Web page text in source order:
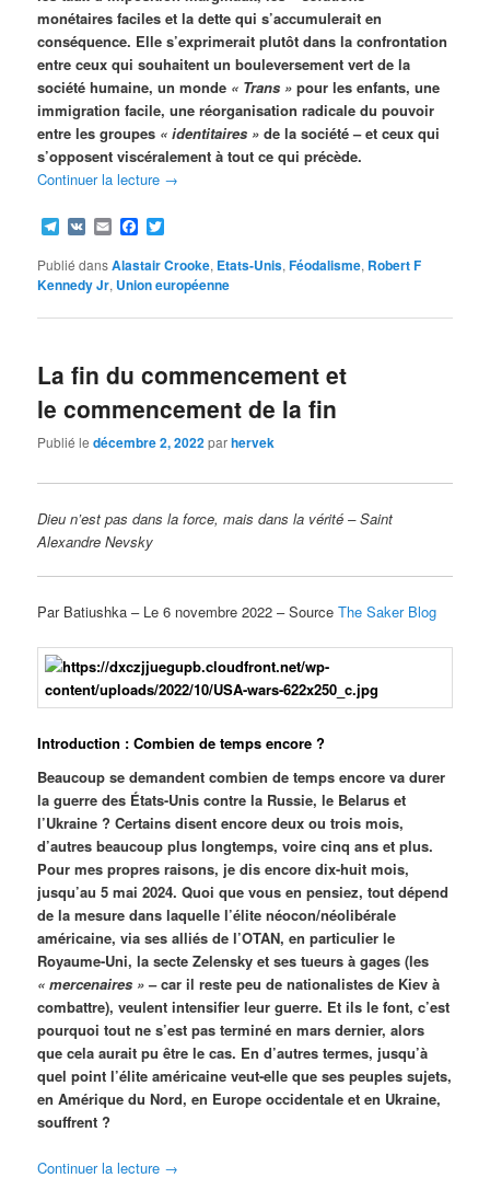
monétaires faciles et la dette qui s’accumulerait en
conséquence. Elle s’exprimerait plutôt dans la confrontation
entre ceux qui souhaitent un bouleversement vert de la
société humaine, un monde « Trans » pour les enfants, une
immigration facile, une réorganisation radicale du pouvoir
entre les groupes « identitaires » de la société – et ceux qui
s’opposent viscéralement à tout ce qui précède.
Continuer la lecture →
Telegram
VK EmailFacebook
Publié dansAlastair Crooke, Etats-Unis,Féodalisme, Robert F
Kennedy Jr, Union européenne
La fin du commencement et
le commencement de la fin
Publié ledécembre 2, 2022parhervek
Dieu n’est pas dans la force, mais dans la vérité –Saint
Alexandre Nevsky
Par Batiushka – Le 6 novembre 2022 – SourceThe Saker Blog
Introduction : Combien de temps encore ?
Beaucoup se demandent combien de temps encore va durer
la guerre des États-Unis contre la Russie, le Belarus et
l’Ukraine ? Certains disent encore deux ou trois mois,
d’autres beaucoup plus longtemps, voire cinq ans et plus.
Pour mes propres raisons, je dis encore dix-huit mois,
jusqu’au 5 mai 2024. Quoi que vous en pensiez, tout dépend
de la mesure dans laquelle l’élite néocon/néolibérale
américaine, via ses alliés de l’OTAN, en particulier le
Royaume-Uni, la secte Zelensky et ses tueurs à gages (les
« mercenaires »– car il reste peu de nationalistes de Kiev à
combattre), veulent intensifier leur guerre. Et ils le font, c’est
pourquoi tout ne s’est pas terminé en mars dernier, alors
que cela aurait pu être le cas. En d’autres termes, jusqu’à
quel point l’élite américaine veut-elle que ses peuples sujets,
en Amérique du Nord, en Europe occidentale et en Ukraine,
souffrent ?
Continuer la lecture →